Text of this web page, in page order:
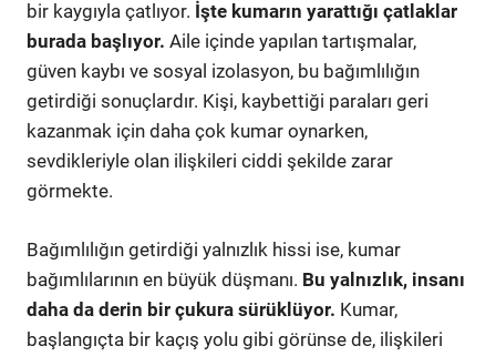
bir kaygıyla çatlıyor. İşte kumarın yarattığı çatlaklar
burada başlıyor. Aile içinde yapılan tartışmalar,
güven kaybı ve sosyal izolasyon, bu bağımlılığın
getirdiği sonuçlardır. Kişi, kaybettiği paraları geri
kazanmak için daha çok kumar oynarken,
sevdikleriyle olan ilişkileri ciddi şekilde zarar
görmekte.
Bağımlılığın getirdiği yalnızlık hissi ise, kumar
bağımlılarının en büyük düşmanı. Bu yalnızlık, insanı
daha da derin bir çukura sürüklüyor. Kumar,
başlangıçta bir kaçış yolu gibi görünse de, ilişkileri